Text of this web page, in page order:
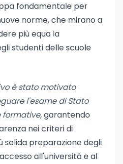
fondamentale per
norme, che mirano a
più equa la
studenti delle scuole
è stato motivato
l'esame di Stato
formative, garantendo
nei criteri di
solida preparazione degli
all'università e al